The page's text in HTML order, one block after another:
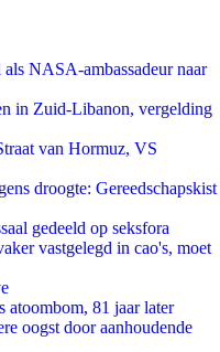
NASA-ambassadeur naar
in Zuid-Libanon, vergelding
van Hormuz, VS
droogte: Gereedschapskist
gedeeld op seksfora
vastgelegd in cao's, moet
atoombom, 81 jaar later
oogst door aanhoudende